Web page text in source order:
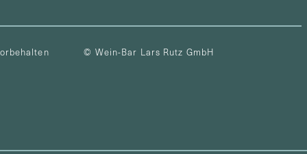
© Wein-Bar Lars Rutz GmbH